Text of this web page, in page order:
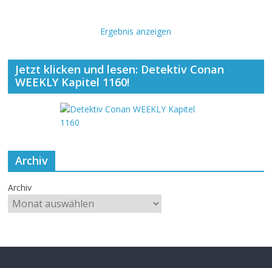
Ergebnis anzeigen
Jetzt klicken und lesen: Detektiv Conan
WEEKLY Kapitel 1160!
Archiv
Archiv